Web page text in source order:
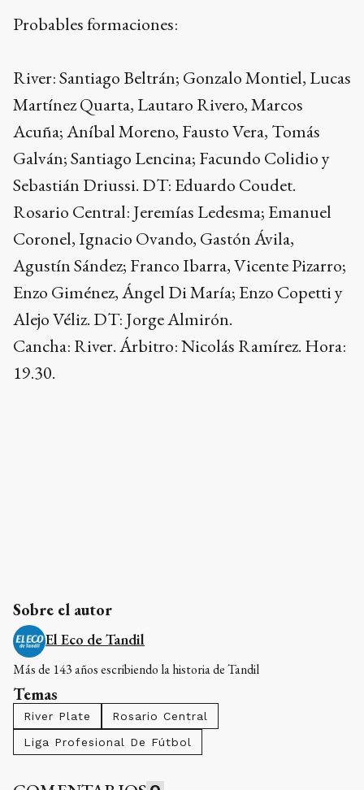
Probables formaciones:
River: Santiago Beltrán; Gonzalo Montiel, Lucas
Martínez Quarta, Lautaro Rivero, Marcos
Acuña; Aníbal Moreno, Fausto Vera, Tomás
Galván; Santiago Lencina; Facundo Colidio y
Sebastián Driussi. DT: Eduardo Coudet.
Rosario Central: Jeremías Ledesma; Emanuel
Coronel, Ignacio Ovando, Gastón Ávila,
Agustín Sández; Franco Ibarra, Vicente Pizarro;
Enzo Giménez, Ángel Di María; Enzo Copetti y
Alejo Véliz. DT: Jorge Almirón.
Cancha: River. Árbitro: Nicolás Ramírez. Hora:
19.30.
Sobre el autor
El Eco de Tandil
Más de 143 años escribiendo la historia de Tandil
Temas
River Plate
Rosario Central
Liga Profesional De Fútbol